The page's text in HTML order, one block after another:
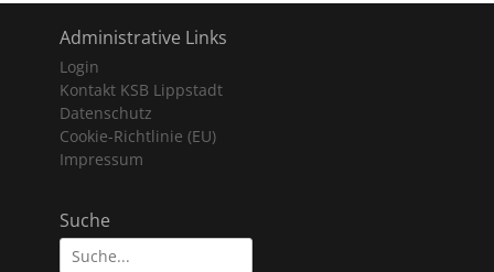
Administrative Links
Login
Kontakt KSB Lippstadt
Datenschutz
Cookie-Richtlinie (EU)
Impressum
Suche
Suche